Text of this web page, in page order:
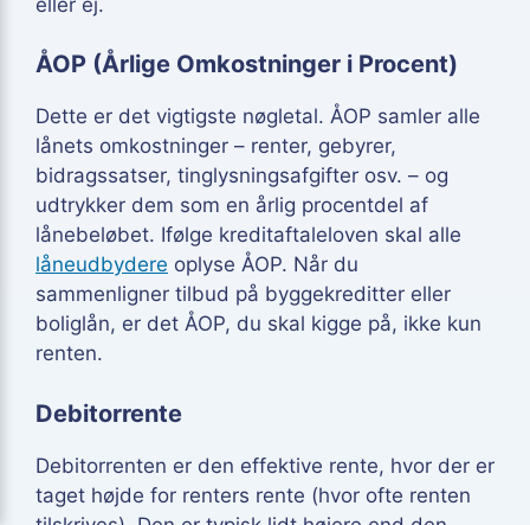
ÅOP (Årlige Omkostninger i Procent)
Dette er det vigtigste nøgletal. ÅOP samler alle
lånets omkostninger – renter, gebyrer,
bidragssatser, tinglysningsafgifter osv. – og
udtrykker dem som en årlig procentdel af
lånebeløbet. Ifølge kreditaftaleloven skal alle
låneudbydere oplyse ÅOP. Når du
sammenligner tilbud på byggekreditter eller
boliglån, er det ÅOP, du skal kigge på, ikke kun
renten.
Debitorrente
Debitorrenten er den effektive rente, hvor der er
taget højde for renters rente (hvor ofte renten